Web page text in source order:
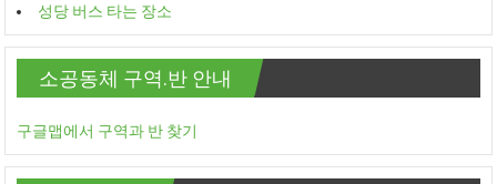
성당 버스 타는 장소
소공동체 구역.반 안내
구글맵에서 구역과 반 찾기